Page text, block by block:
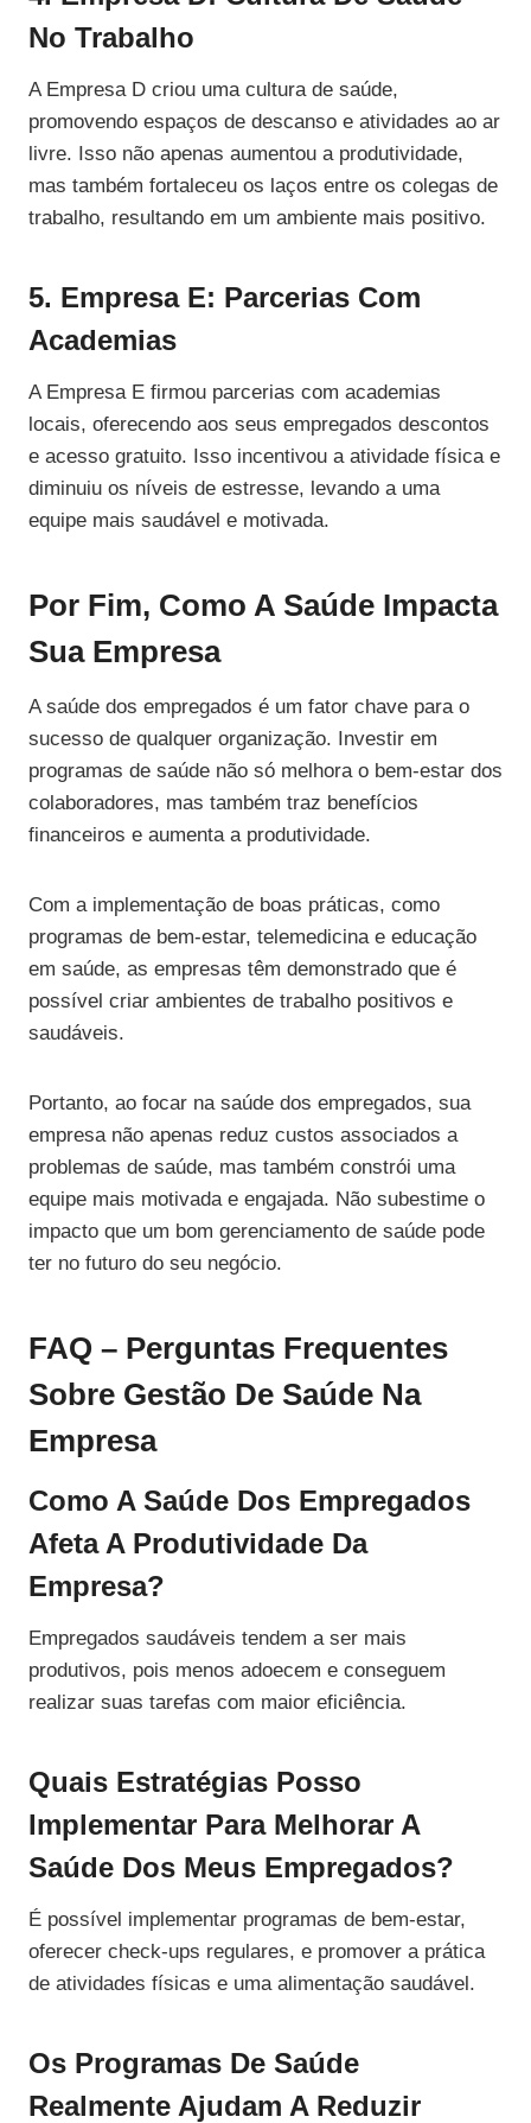
No Trabalho
A Empresa D criou uma cultura de saúde,
promovendo espaços de descanso e atividades ao ar
livre. Isso não apenas aumentou a produtividade,
mas também fortaleceu os laços entre os colegas de
trabalho, resultando em um ambiente mais positivo.
5. Empresa E: Parcerias Com
Academias
A Empresa E firmou parcerias com academias
locais, oferecendo aos seus empregados descontos
e acesso gratuito. Isso incentivou a atividade física e
diminuiu os níveis de estresse, levando a uma
equipe mais saudável e motivada.
Por Fim, Como A Saúde Impacta
Sua Empresa
A saúde dos empregados é um fator chave para o
sucesso de qualquer organização. Investir em
programas de saúde não só melhora o bem-estar dos
colaboradores, mas também traz benefícios
financeiros e aumenta a produtividade.
Com a implementação de boas práticas, como
programas de bem-estar, telemedicina e educação
em saúde, as empresas têm demonstrado que é
possível criar ambientes de trabalho positivos e
saudáveis.
Portanto, ao focar na saúde dos empregados, sua
empresa não apenas reduz custos associados a
problemas de saúde, mas também constrói uma
equipe mais motivada e engajada. Não subestime o
impacto que um bom gerenciamento de saúde pode
ter no futuro do seu negócio.
FAQ – Perguntas Frequentes
Sobre Gestão De Saúde Na
Empresa
Como A Saúde Dos Empregados
Afeta A Produtividade Da
Empresa?
Empregados saudáveis tendem a ser mais
produtivos, pois menos adoecem e conseguem
realizar suas tarefas com maior eficiência.
Quais Estratégias Posso
Implementar Para Melhorar A
Saúde Dos Meus Empregados?
É possível implementar programas de bem-estar,
oferecer check-ups regulares, e promover a prática
de atividades físicas e uma alimentação saudável.
Os Programas De Saúde
Realmente Ajudam A Reduzir